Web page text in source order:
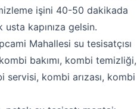
işini 40-50 dakikada
kapınıza gelsin.
Mahallesi su tesisatçısı
bakımı, kombi temizliği,
kombi arızası, kombi